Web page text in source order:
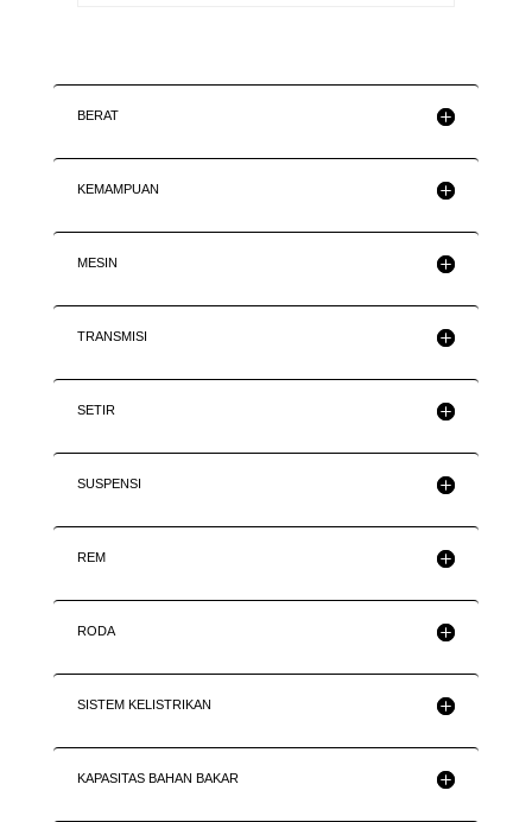
BERAT
KEMAMPUAN
MESIN
TRANSMISI
SETIR
SUSPENSI
REM
RODA
SISTEM KELISTRIKAN
KAPASITAS BAHAN BAKAR